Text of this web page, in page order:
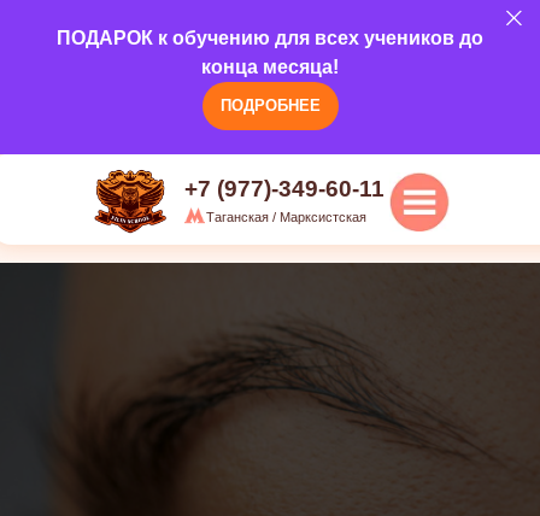
ПОДАРОК к обучению для всех учеников до
конца месяца!
ПОДРОБНЕЕ
Таганская / Марксистская
г.Москва, ул. Марксистская, д 20/1,Наши курсы
+7 (977)-349-60-11